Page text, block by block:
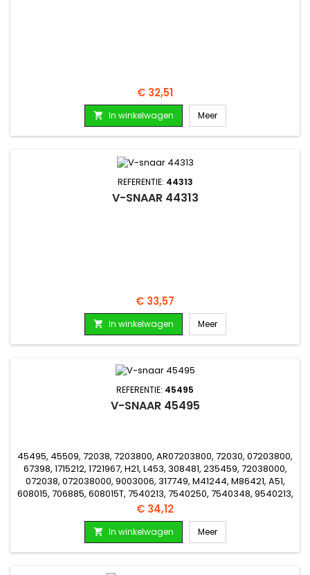
Prijs
€ 32,51
 In winkelwagen Meer
REFERENTIE: 44313
V-SNAAR 44313
Prijs
€ 33,57
 In winkelwagen Meer
REFERENTIE: 45495
V-SNAAR 45495
45495, 45509, 72038, 7203800, AR07203800, 72030, 07203800,
67398, 1715212, 1721967, H21, L453, 308481, 235459, 72038000,
072038, 072038000, 9003006, 317749, M41244, M86421, A51,
608015, 706885, 608015T, 7540213, 7540250, 7540348, 9540213,
9540250, 37x92, 122069, 174731, 2025463, 2029350, 2174731,
2174731SM
Prijs
€ 34,12
 In winkelwagen Meer